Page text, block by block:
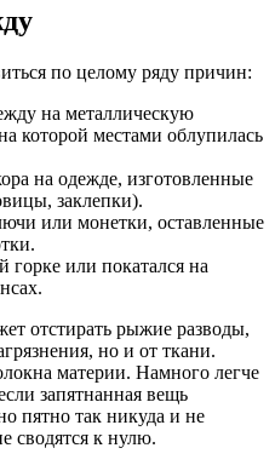
по целому ряду причин:
на металлическую
которой местами облупилась
на одежде, изготовленные
заклепки).
или монетки, оставленные
горке или покатался на
отстирать рыжие разводы,
но и от ткани.
материи. Намного легче
запятнанная вещь
пятно так никуда и не
сводятся к нулю.